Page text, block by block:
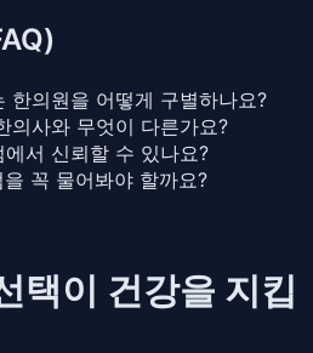
한의원을 어떻게 구별하나요?
의사와 무엇이 다른가요?
서 신뢰할 수 있나요?
꼭 물어봐야 할까요?
택이 건강을 지킵